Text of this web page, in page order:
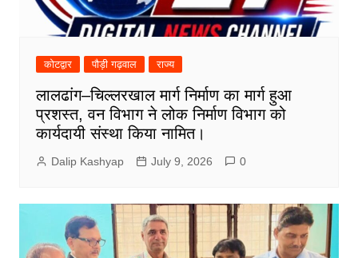
कोटद्वार पौड़ी गढ़वाल राज्य
लालढांग–चिल्लरखाल मार्ग निर्माण का मार्ग हुआ
प्रशस्त, वन विभाग ने लोक निर्माण विभाग को
कार्यदायी संस्था किया नामित।
Dalip Kashyap July 9, 2026 0